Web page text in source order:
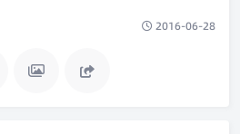
2016-06-28